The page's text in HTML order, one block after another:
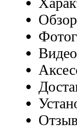
Обзор
Видео